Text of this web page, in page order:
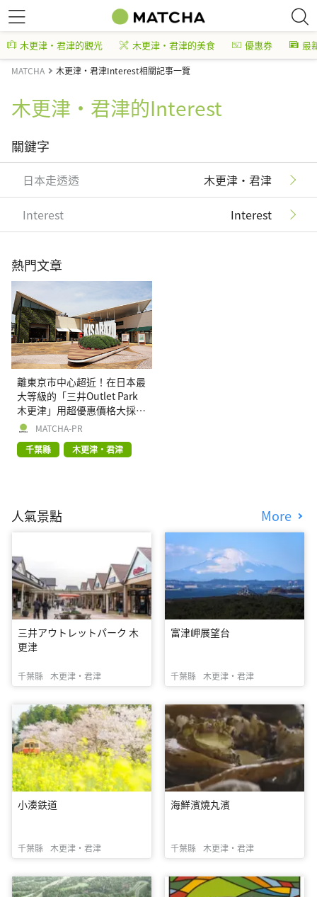
木更津・君津的觀光 木更津・君津的美食 優惠券 最
MATCHA 木更津・君津Interest相關記事一覽
木更津・君津的Interest
關鍵字
日本走透透 木更津・君津
Interest Interest
熱門文章
離東京市中心超近！在日本最
大等級的「三井Outlet Park
木更津」用超優惠價格大採
購！MATCHA-PR
千葉縣
木更津・君津
人氣景點 More
三井アウトレットパーク 木
更津
千葉縣 木更津・君津
富津岬展望台
千葉縣 木更津・君津
小湊鉄道
千葉縣 木更津・君津
海鮮濱燒丸濱
千葉縣 木更津・君津